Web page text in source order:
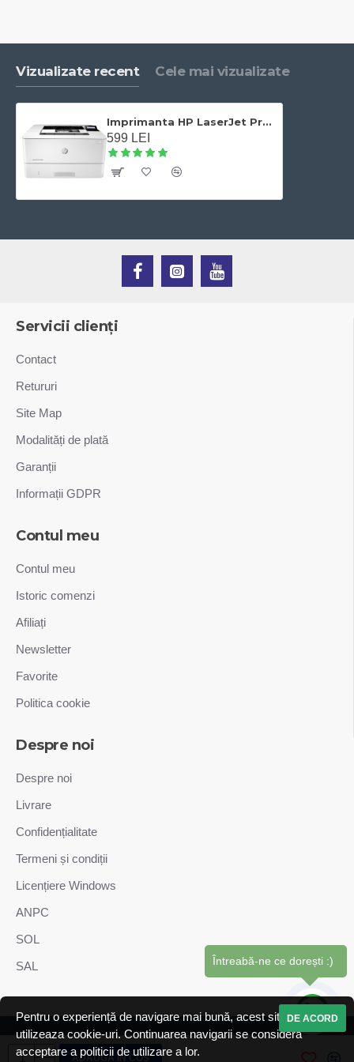
ADAUGĂ ÎN COŞ
Vizualizate recent Cele mai vizualizate
Imprimanta HP LaserJet Pro M404dn monocrom A4, Duplex, USB, Retea, 38 ppm
599 LEI
Servicii clienți
Contact
Retururi
Site Map
Modalități de plată
Garanții
Informații GDPR
Contul meu
Contul meu
Istoric comenzi
Afiliați
Newsletter
Favorite
Politica cookie
Despre noi
Despre noi
Livrare
Confidențialitate
Termeni și condiții
Licențiere Windows
ANPC
SOL
SAL
Copyright © GiaSistem SRL. Toate drepturile sunt rezervate.
Întreabă-ne ce dorești :)
DE ACORD
Pentru o experiență de navigare mai bună, acest site web
utilizeaza cookie-uri. Continuarea navigarii se considera
acceptare a politicii de utilizare a lor.